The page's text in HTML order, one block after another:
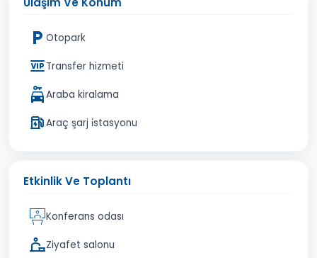
Otopark
Transfer hizmeti
Araba kiralama
Araç şarj i̇stasyonu
Etkinlik Ve Toplantı
Konferans odası
Ziyafet salonu